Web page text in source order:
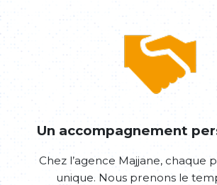
Un accompagnement
Chez l’agence Majjane, chaque
unique. Nous prenons le